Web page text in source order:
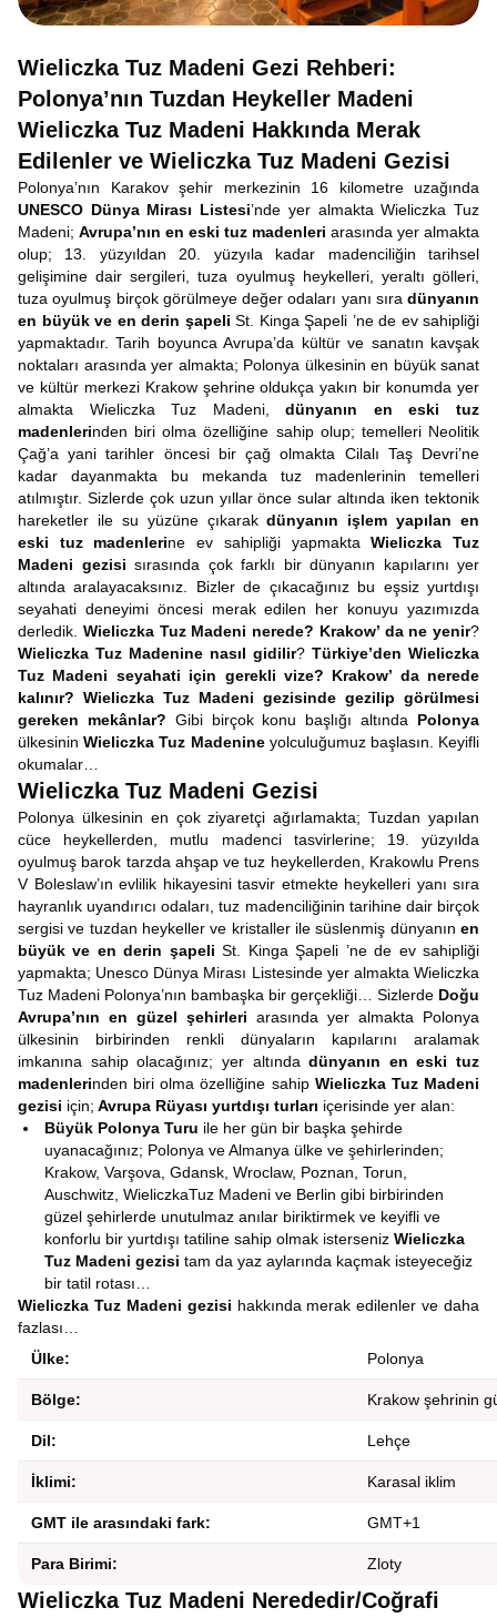
Wieliczka Tuz Madeni Gezi Rehberi:
Polonya’nın Tuzdan Heykeller Madeni
Wieliczka Tuz Madeni Hakkında Merak
Edilenler ve Wieliczka Tuz Madeni Gezisi
Polonya’nın Karakov şehir merkezinin 16 kilometre uzağında
UNESCO Dünya Mirası Listesi’nde yer almakta Wieliczka Tuz
Madeni; Avrupa’nın en eski tuz madenleri arasında yer almakta
olup; 13. yüzyıldan 20. yüzyıla kadar madenciliğin tarihsel
gelişimine dair sergileri, tuza oyulmuş heykelleri, yeraltı gölleri,
tuza oyulmuş birçok görülmeye değer odaları yanı sıra dünyanın
en büyük ve en derin şapeli St. Kinga Şapeli ’ne de ev sahipliği
yapmaktadır. Tarih boyunca Avrupa’da kültür ve sanatın kavşak
noktaları arasında yer almakta; Polonya ülkesinin en büyük sanat
ve kültür merkezi Krakow şehrine oldukça yakın bir konumda yer
almakta Wieliczka Tuz Madeni,dünyanın en eski tuz
madenlerinden biri olma özelliğine sahip olup; temelleri Neolitik
Çağ’a yani tarihler öncesi bir çağ olmakta Cilalı Taş Devri’ne
kadar dayanmakta bu mekanda tuz madenlerinin temelleri
atılmıştır. Sizlerde çok uzun yıllar önce sular altında iken tektonik
hareketler ile su yüzüne çıkarakdünyanın işlem yapılan en
eski tuz madenlerine ev sahipliği yapmaktaWieliczka Tuz
Madeni gezisi sırasında çok farklı bir dünyanın kapılarını yer
altında aralayacaksınız. Bizler de çıkacağınız bu eşsiz yurtdışı
seyahati deneyimi öncesi merak edilen her konuyu yazımızda
derledik. Wieliczka Tuz Madeni nerede? Krakow’ da ne yenir?
Wieliczka Tuz Madenine nasıl gidilir? Türkiye’den Wieliczka
Tuz Madeni seyahati için gerekli vize? Krakow’ da nerede
kalınır? Wieliczka Tuz Madeni gezisinde gezilip görülmesi
gereken mekânlar? Gibi birçok konu başlığı altında Polonya
ülkesininWieliczka Tuz Madenine yolculuğumuz başlasın. Keyifli
okumalar…
Wieliczka Tuz Madeni Gezisi
Polonya ülkesinin en çok ziyaretçi ağırlamakta; Tuzdan yapılan
cüce heykellerden, mutlu madenci tasvirlerine; 19. yüzyılda
oyulmuş barok tarzda ahşap ve tuz heykellerden, Krakowlu Prens
V Boleslaw’ın evlilik hikayesini tasvir etmekte heykelleri yanı sıra
hayranlık uyandırıcı odaları, tuz madenciliğinin tarihine dair birçok
sergisi ve tuzdan heykeller ve kristaller ile süslenmiş dünyanın en
büyük ve en derin şapeli St. Kinga Şapeli ’ne de ev sahipliği
yapmakta; Unesco Dünya Mirası Listesinde yer almakta Wieliczka
Tuz Madeni Polonya’nın bambaşka bir gerçekliği… Sizlerde Doğu
Avrupa’nın en güzel şehirleri arasında yer almakta Polonya
ülkesinin birbirinden renkli dünyaların kapılarını aralamak
imkanına sahip olacağınız; yer altındadünyanın en eski tuz
madenlerinden biri olma özelliğine sahip Wieliczka Tuz Madeni
gezisi için; Avrupa Rüyası yurtdışı turları içerisinde yer alan:
Büyük Polonya Turu ile her gün bir başka şehirde
uyanacağınız; Polonya ve Almanya ülke ve şehirlerinden;
Krakow, Varşova, Gdansk, Wroclaw, Poznan, Torun,
Auschwitz, WieliczkaTuz Madeni ve Berlin gibi birbirinden
güzel şehirlerde unutulmaz anılar biriktirmek ve keyifli ve
konforlu bir yurtdışı tatiline sahip olmak isterseniz Wieliczka
Tuz Madeni gezisi tam da yaz aylarında kaçmak isteyeceğiz
bir tatil rotası…
Wieliczka Tuz Madeni gezisi hakkında merak edilenler ve daha
fazlası…
Ülke:
Polonya
Bölge: Krakow şehrinin
Dil: Lehçe
İklimi: Karasal iklim
GMT ile arasındaki fark: GMT+1
Para Birimi: Zloty
Wieliczka Tuz Madeni Nerededir/Coğrafi